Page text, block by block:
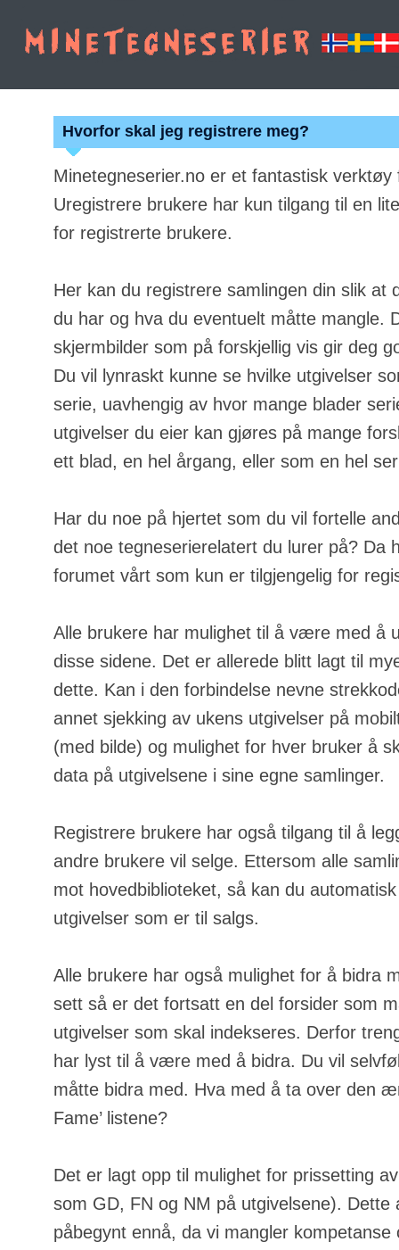
Hvorfor skal jeg registrere meg?
Minetegneserier.no er et fantastisk
Uregistrere brukere har kun tilgang til en
for registrerte brukere.
Her kan du registrere samlingen din slik at
du har og hva du eventuelt måtte mangle.
skjermbilder som på forskjellig vis gir deg
Du vil lynraskt kunne se hvilke utgivelser
serie, uavhengig av hvor mange blader
utgivelser du eier kan gjøres på mange
ett blad, en hel årgang, eller som en hel
Har du noe på hjertet som du vil fortelle
det noe tegneserierelatert du lurer på? Da
forumet vårt som kun er tilgjengelig for
Alle brukere har mulighet til å være med å
disse sidene. Det er allerede blitt lagt til
dette. Kan i den forbindelse nevne
annet sjekking av ukens utgivelser på
(med bilde) og mulighet for hver bruker å
data på utgivelsene i sine egne samlinger.
Registrere brukere har også tilgang til å
andre brukere vil selge. Ettersom alle
mot hovedbiblioteket, så kan du
utgivelser som er til salgs.
Alle brukere har også mulighet for å bidra
sett så er det fortsatt en del forsider som
utgivelser som skal indekseres. Derfor
har lyst til å være med å bidra. Du vil
måtte bidra med. Hva med å ta over den
Fame’ listene?
Det er lagt opp til mulighet for prissetting
som GD, FN og NM på utgivelsene). Dette
påbegynt ennå, da vi mangler